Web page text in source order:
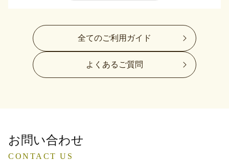
全てのご利用ガイド
よくあるご質問
お問い合わせ
CONTACT US